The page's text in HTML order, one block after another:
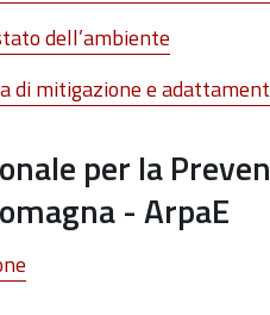
dell’ambiente
di mitigazione e
per la
- ArpaE